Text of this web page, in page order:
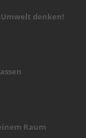
denken!
Raum